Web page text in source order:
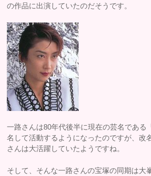
の作品に出演していたのだそうです。
一路さんは80年代後半に現在の芸名である
名して活動するようになったのですが、改
さんは大活躍していたようですね。
そして、そんな一路さんの宝塚の同期は大